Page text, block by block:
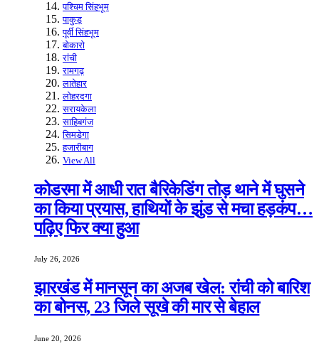
पश्चिम सिंहभूम
पाकुड़
पूर्वी सिंहभूम
बोकारो
रांची
रामगढ़
लातेहार
लोहरदगा
सरायकेला
साहिबगंज
सिमडेगा
हजारीबाग
View All
कोडरमा में आधी रात बैरिकेडिंग तोड़ थाने में घुसने
का किया प्रयास, हाथियों के झुंड से मचा हड़कंप…
पढ़िए फिर क्या हुआ
July 26, 2026
झारखंड में मानसून का अजब खेल: रांची को बारिश
का बोनस, 23 जिले सूखे की मार से बेहाल
June 20, 2026